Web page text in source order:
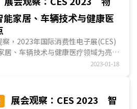
能家居、车辆技术与健康医
，2023年国际消费性电子展(CES)
居、车辆技术与健康医疗领域为亮
新定义日常生活型态，车辆科...2023-01-18
展会观察：CES 2023 智